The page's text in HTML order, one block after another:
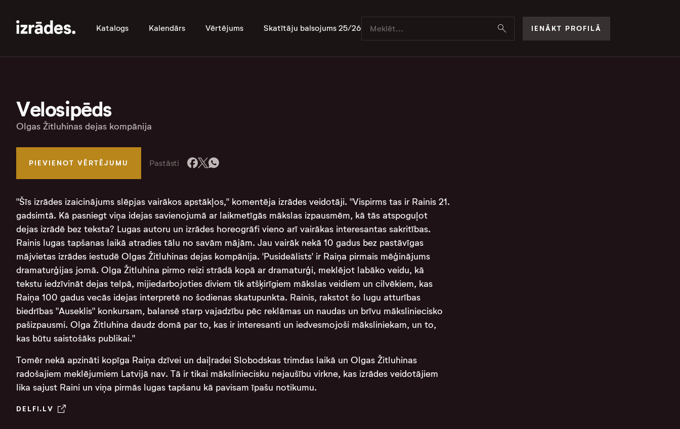
Katalogs Kalendārs Vērtējums Skatītāju balsojums 25/26 IENĀKT PROFILĀ
Velosipēds
Olgas Žitluhinas dejas kompānija
PIEVIENOT VĒRTĒJUMU Pastāsti
"Šīs izrādes izaicinājums slēpjas vairākos apstākļos," komentēja izrādes veidotāji. "Vispirms tas ir Rainis 21.
gadsimtā. Kā pasniegt viņa idejas savienojumā ar laikmetīgās mākslas izpausmēm, kā tās atspoguļot
dejas izrādē bez teksta? Lugas autoru un izrādes horeogrāfi vieno arī vairākas interesantas sakritības.
Rainis lugas tapšanas laikā atradies tālu no savām mājām. Jau vairāk nekā 10 gadus bez pastāvīgas
mājvietas izrādes iestudē Olgas Žitluhinas dejas kompānija. 'Pusideālists' ir Raiņa pirmais mēģinājums
dramaturģijas jomā. Olga Žitluhina pirmo reizi strādā kopā ar dramaturģi, meklējot labāko veidu, kā
tekstu iedzīvināt dejas telpā, mijiedarbojoties diviem tik atšķirīgiem mākslas veidiem un cilvēkiem, kas
Raiņa 100 gadus vecās idejas interpretē no šodienas skatupunkta. Rainis, rakstot šo lugu atturības
biedrības "Auseklis" konkursam, balansē starp vajadzību pēc reklāmas un naudas un brīvu māksliniecisko
pašizpausmi. Olga Žitluhina daudz domā par to, kas ir interesanti un iedvesmojoši māksliniekam, un to,
kas būtu saistošāks publikai."
Tomēr nekā apzināti kopīga Raiņa dzīvei un daiļradei Slobodskas trimdas laikā un Olgas Žitluhinas
radošajiem meklējumiem Latvijā nav. Tā ir tikai māksliniecisku nejaušību virkne, kas izrādes veidotājiem
lika sajust Raini un viņa pirmās lugas tapšanu kā pavisam īpašu notikumu.
DELFI.LV